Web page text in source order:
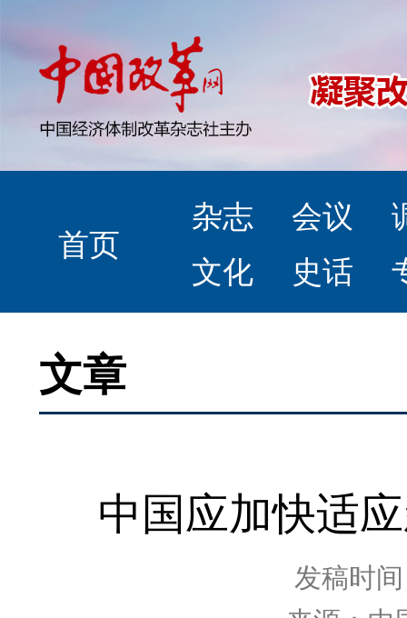
首页
杂志 会议
文化
史话
文章
中国应加快适
发稿时